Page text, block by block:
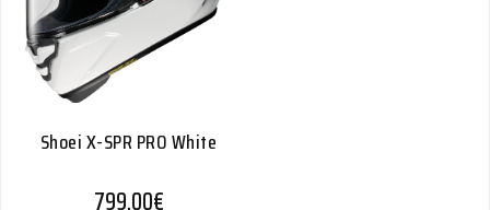
Shoei X-SPR PRO White
799,00€